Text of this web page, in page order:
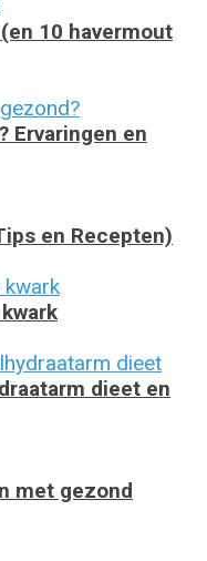
10 havermout
Ervaringen en
en Recepten)
dieet en
met gezond